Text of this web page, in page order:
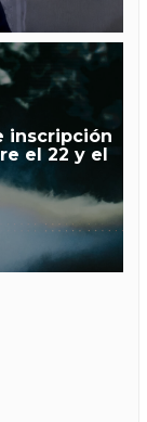
inscripción
el 22 y el